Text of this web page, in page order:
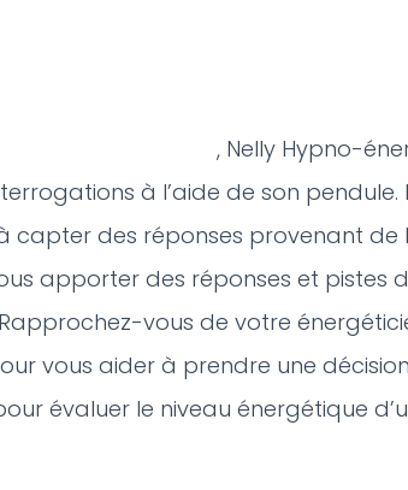
, Nelly Hypno-
à l’aide de son pendule.
capter des réponses provenant de
apporter des réponses et pistes
vous de votre
vous aider à prendre une
évaluer le niveau énergétique